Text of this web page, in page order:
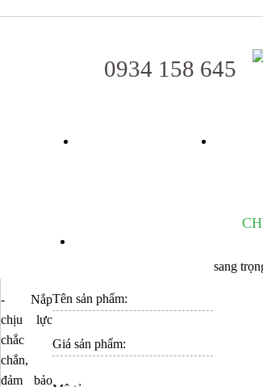
0934 158 645
Tên sản phẩm:
Giá sản phẩm:
sang
- Nắp
chịu lực
chắc
chắn,
đảm bảo